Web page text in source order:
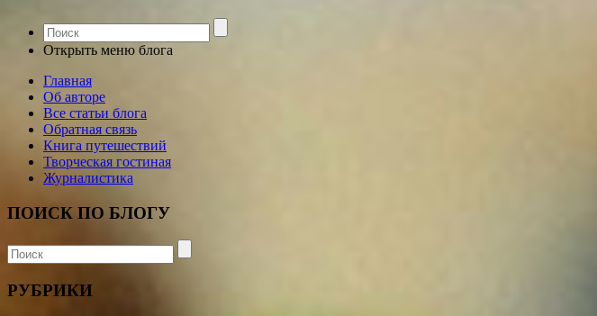
Открыть меню блога
Главная
Об авторе
Все статьи блога
Обратная связь
Книга путешествий
Творческая гостиная
Журналистика
ПОИСК ПО БЛОГУ
РУБРИКИ